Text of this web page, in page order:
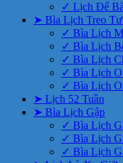
✓ Lịch Để
➤ Bìa Lịch Treo
✓ Bìa Lịch
✓ Bìa Lịch
✓ Bìa Lịch
✓ Bìa Lịch
✓ Bìa Lịch
➤ Lịch 52 Tuần
➤ Bìa Lịch Gập
✓ Bìa Lịch
✓ Bìa Lịch
✓ Bìa Lịch